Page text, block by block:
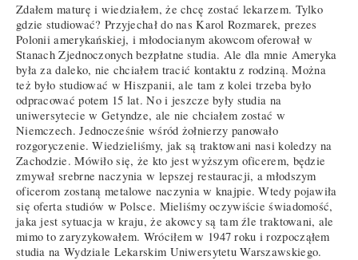
Zdałem maturę i wiedziałem, że chcę zostać lekarzem. Tylko
gdzie studiować? Przyjechał do nas Karol Rozmarek, prezes
Polonii amerykańskiej, i młodocianym akowcom oferował w
Stanach Zjednoczonych bezpłatne studia. Ale dla mnie Ameryka
była za daleko, nie chciałem tracić kontaktu z rodziną. Można
też było studiować w Hiszpanii, ale tam z kolei trzeba było
odpracować potem 15 lat. No i jeszcze były studia na
uniwersytecie w Getyndze, ale nie chciałem zostać w
Niemczech. Jednocześnie wśród żołnierzy panowało
rozgoryczenie. Wiedzieliśmy, jak są traktowani nasi koledzy na
Zachodzie. Mówiło się, że kto jest wyższym oficerem, będzie
zmywał srebrne naczynia w lepszej restauracji, a młodszym
oficerom zostaną metalowe naczynia w knajpie. Wtedy pojawiła
się oferta studiów w Polsce. Mieliśmy oczywiście świadomość,
jaka jest sytuacja w kraju, że akowcy są tam źle traktowani, ale
mimo to zaryzykowałem. Wróciłem w 1947 roku i rozpocząłem
studia na Wydziale Lekarskim Uniwersytetu Warszawskiego.